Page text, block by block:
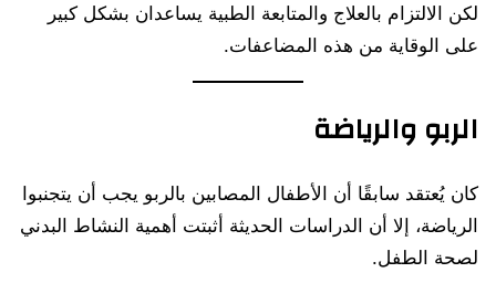
لكن الالتزام بالعلاج والمتابعة الطبية يساعدان بشكل كبير
على الوقاية من هذه المضاعفات.
الربو والرياضة
كان يُعتقد سابقًا أن الأطفال المصابين بالربو يجب أن يتجنبوا
الرياضة، إلا أن الدراسات الحديثة أثبتت أهمية النشاط البدني
لصحة الطفل.